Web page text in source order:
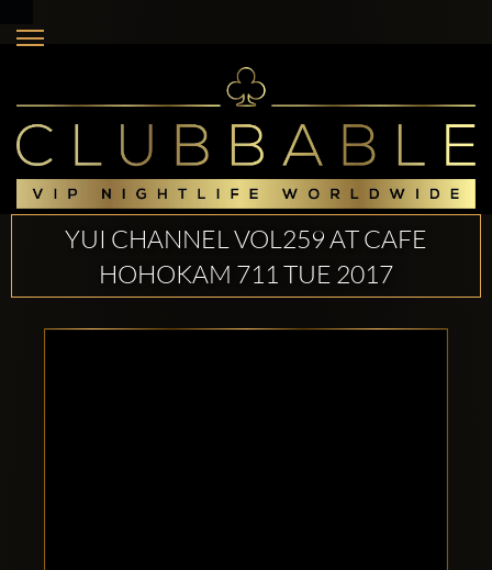
YUI CHANNEL VOL259 AT CAFE
HOHOKAM 711 TUE 2017